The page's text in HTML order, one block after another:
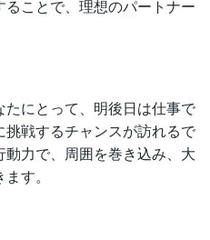
ことで、理想のパートナー
にとって、明後日は仕事で
戦するチャンスが訪れるで
力で、周囲を巻き込み、大
す。